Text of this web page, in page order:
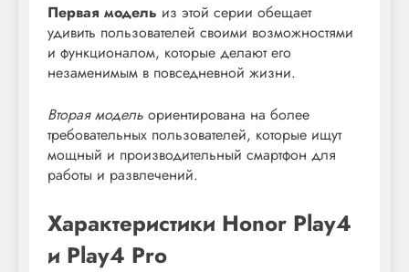
Первая модель из этой серии обещает
удивить пользователей своими возможностями
и функционалом, которые делают его
незаменимым в повседневной жизни.
Вторая модель ориентирована на более
требовательных пользователей, которые ищут
мощный и производительный смартфон для
работы и развлечений.
Характеристики Honor Play4
и Play4 Pro